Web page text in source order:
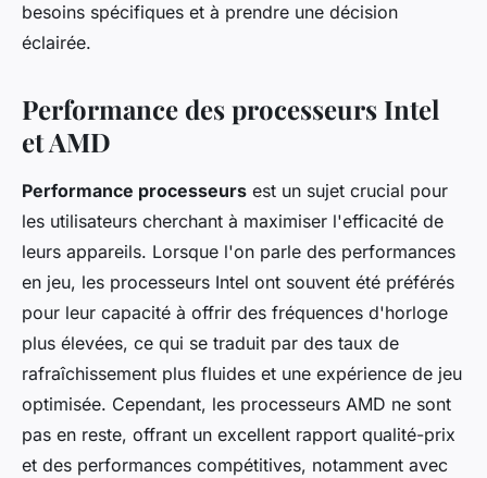
besoins spécifiques et à prendre une décision
éclairée.
Performance des processeurs Intel
et AMD
Performance processeurs est un sujet crucial pour
les utilisateurs cherchant à maximiser l'efficacité de
leurs appareils. Lorsque l'on parle des performances
en jeu, les processeurs Intel ont souvent été préférés
pour leur capacité à offrir des fréquences d'horloge
plus élevées, ce qui se traduit par des taux de
rafraîchissement plus fluides et une expérience de jeu
optimisée. Cependant, les processeurs AMD ne sont
pas en reste, offrant un excellent rapport qualité-prix
et des performances compétitives, notamment avec